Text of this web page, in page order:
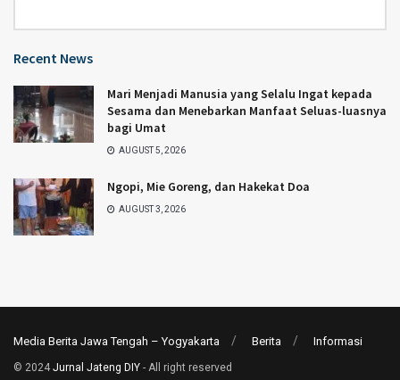
Recent News
Mari Menjadi Manusia yang Selalu Ingat kepada
Sesama dan Menebarkan Manfaat Seluas-luasnya
bagi Umat
AUGUST 5, 2026
Ngopi, Mie Goreng, dan Hakekat Doa
AUGUST 3, 2026
Media Berita Jawa Tengah – Yogyakarta Berita Informasi
© 2024 Jurnal Jateng DIY - All right reserved